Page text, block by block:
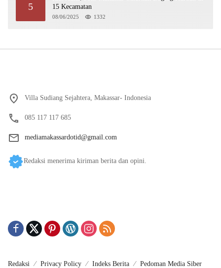
5
15 Kecamatan
08/06/2025 1332
Villa Sudiang Sejahtera, Makassar- Indonesia
085 117 117 685
mediamakassardotid@gmail.com
Redaksi menerima kiriman berita dan opini.
Redaksi Privacy Policy Indeks Berita Pedoman Media Siber